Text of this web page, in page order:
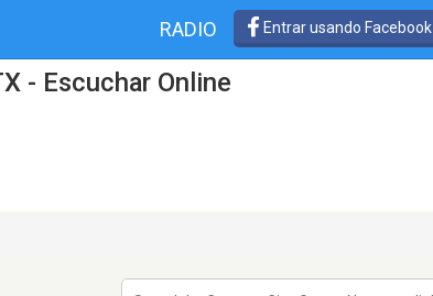
RADIO Entrar usando Facebook
- Escuchar Online